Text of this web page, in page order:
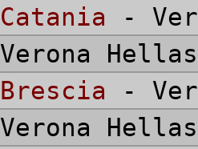
Catania -
Verona
Brescia -
Verona